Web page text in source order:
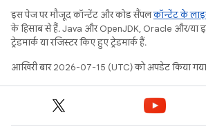
इस पेज पर मौजूद कॉन्टेंट और कोड सैंपलकॉन्टेंट के
के हिसाब से हैं. Java और OpenJDK, Oracle और/या
ट्रेडमार्क या रजिस्टर किए हुए ट्रेडमार्क हैं.
आखिरी बार 2026-07-15 (UTC) को अपडेट किया